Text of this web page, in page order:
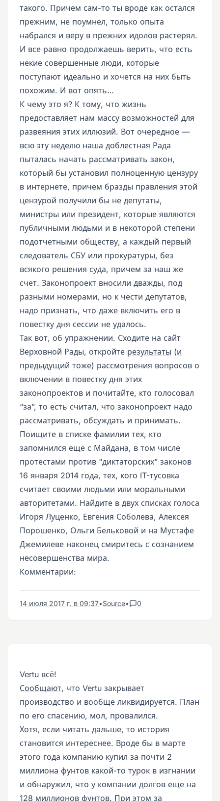
такого. Причем сам-то ты вроде как остался
прежним, не поумнел, только опыта
набрался и веру в прежних идолов растерял.
И все равно продолжаешь верить, что есть
некие совершенные люди, которые
поступают идеально и хочется на них быть
похожим. И вот опять…
К чему это я? К тому, что жизнь
предоставляет нам массу возможностей для
развеяния этих иллюзий. Вот очередное —
всю эту неделю наша доблестная Рада
пыталась начать рассматривать закон,
который бы установил полноценную цензуру
в интернете, причем бразды правления этой
цензурой получили бы не депутаты,
министры или президент, которые являются
публичными людьми и в некоторой степени
подотчетными обществу, а каждый первый
следователь СБУ или прокуратуры, без
всякого решения суда, причем за наш же
счет. Законопроект вносили дважды, под
разными номерами, но к чести депутатов,
надо признать, что даже включить его в
повестку дня сессии не удалось.
Так вот, об упражнении. Сходите на сайт
Верховной Рады, откройте результаты (и
предыдущий тоже) рассмотрения вопросов о
включении в повестку дня этих
законопроектов и почитайте, кто голосовал
“за”, то есть считал, что законопроект надо
рассматривать, обсуждать и принимать.
Поищите в списке фамилии тех, кто
запомнился еще с Майдана, в том числе
протестами против “диктаторских” законов
16 января 2014 года, тех, кого IT-тусовка
считает своими людьми или моральными
авторитетами. Найдите в двух списках голоса
Игоря Луценко, Евгения Соболева, Алексея
Порошенко, Ольги Бельковой и на Мустафе
Джемилеве наконец смиритесь с сознанием
несовершенства мира.
Комментарии:
14 июля 2017 г. в 09:37•Source• 0
Vertu всё!
Сообщают, что Vertu закрывает
производство и вообще ликвидируется. План
по его спасению, мол, провалился.
Хотя, если читать дальше, то история
становится интереснее. Вроде бы в марте
этого года компанию купил за почти 2
миллиона фунтов какой-то турок в изгнании
и обнаружил, что у компании долгов еще на
128 миллионов фунтов. При этом за